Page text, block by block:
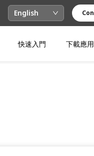
English
快速入門 下載應